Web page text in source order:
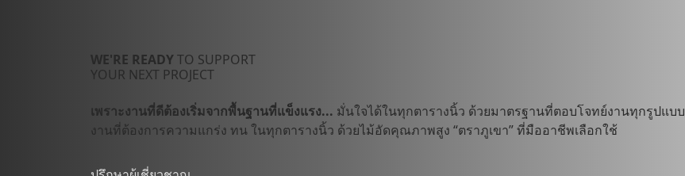
WE'RE READYTO SUPPORT
YOUR NEXT PROJECT
เพราะงานที่ดีต้องเริ่มจากพื้นฐานที่แข็งแรง... มั่นใจได้ในทุกตารางนิ้ว ด้วยมาตรฐานที่ตอบโจทย์งานทุกรูปแบบ
งานที่ต้องการความแกร่ง ทน ในทุกตารางนิ้ว ด้วยไม้อัดคุณภาพสูง “ตราภูเขา” ที่มืออาชีพเลือกใช้